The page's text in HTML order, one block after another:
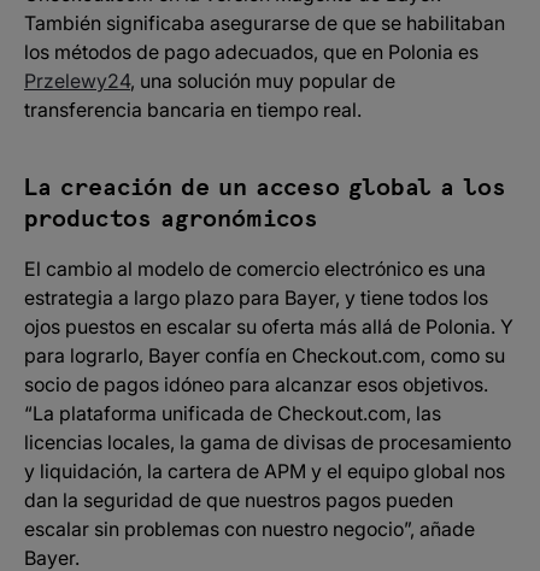
También significaba asegurarse de que se habilitaban
los métodos de pago adecuados, que en Polonia es
Przelewy24, una solución muy popular de
transferencia bancaria en tiempo real.
La creación de un acceso global a los
productos agronómicos
El cambio al modelo de comercio electrónico es una
estrategia a largo plazo para Bayer, y tiene todos los
ojos puestos en escalar su oferta más allá de Polonia. Y
para lograrlo, Bayer confía en Checkout.com, como su
socio de pagos idóneo para alcanzar esos objetivos.
“La plataforma unificada de Checkout.com, las
licencias locales, la gama de divisas de procesamiento
y liquidación, la cartera de APM y el equipo global nos
dan la seguridad de que nuestros pagos pueden
escalar sin problemas con nuestro negocio”, añade
Bayer.